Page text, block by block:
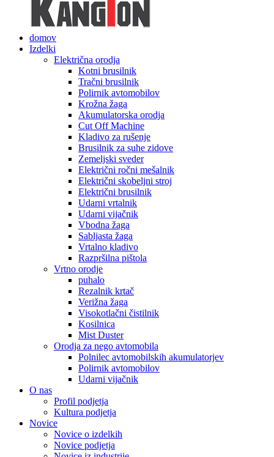
domov
Izdelki
Električna orodja
Kotni brusilnik
Tračni brusilnik
Polirnik avtomobilov
Krožna žaga
Akumulatorska orodja
Cut Off Machine
Kladivo za rušenje
Brusilnik za suhe zidove
Zemeljski sveder
Električni ročni mešalnik
Električni skobeljni stroj
Električni brusilnik
Udarni vrtalnik
Udarni vijačnik
Vbodna žaga
Sabljasta žaga
Vrtalno kladivo
Razpršilna pištola
Vrtno orodje
puhalo
Rezalnik krtač
Verižna žaga
Visokotlačni čistilnik
Kosilnica
Mist Duster
Orodja za nego avtomobila
Polnilec avtomobilskih akumulatorjev
Polirnik avtomobilov
Udarni vijačnik
O nas
Profil podjetja
Kultura podjetja
Novice
Novice o izdelkih
Novice podjetja